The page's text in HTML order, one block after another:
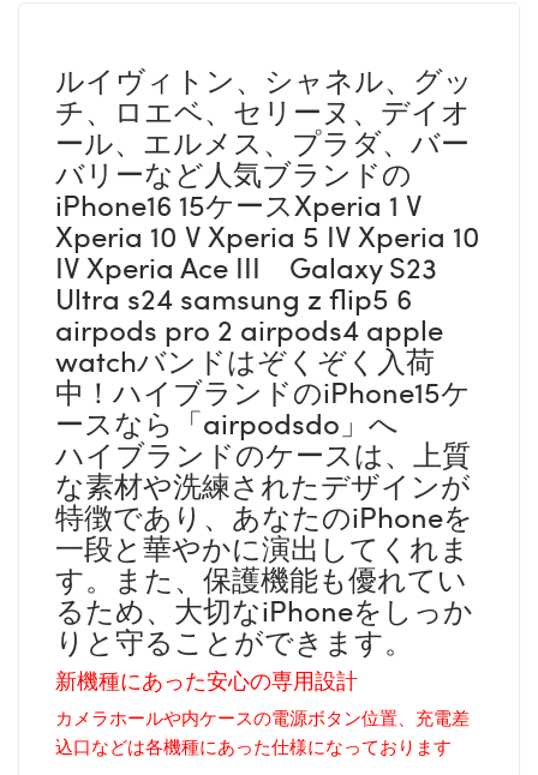
ルイヴィトン、シャネル、グッ
チ、ロエベ、セリーヌ、デイオ
ール、エルメス、プラダ、バー
バリーなど人気ブランドの
iPhone16 15ケースXperia 1 V
Xperia 10 V Xperia 5 IV Xperia 10
IV Xperia Ace III Galaxy S23
Ultra s24 samsung z flip5 6
airpods pro 2 airpods4 apple
watchバンドはぞくぞく入荷
中！ハイブランドのiPhone15ケ
ースなら「airpodsdo」へ
ハイブランドのケースは、上質
な素材や洗練されたデザインが
特徴であり、あなたのiPhoneを
一段と華やかに演出してくれま
す。また、保護機能も優れてい
るため、大切なiPhoneをしっか
りと守ることができます。
新機種にあった安心の専用設計
カメラホールや内ケースの電源ボタン位置、充電差
込口などは各機種にあった仕様になっております